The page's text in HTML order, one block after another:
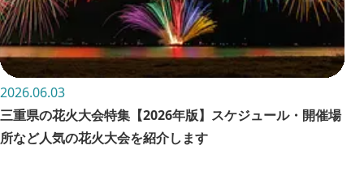
2026.06.03
三重県の花火大会特集【2026年版】スケジュール・開催場
所など人気の花火大会を紹介します